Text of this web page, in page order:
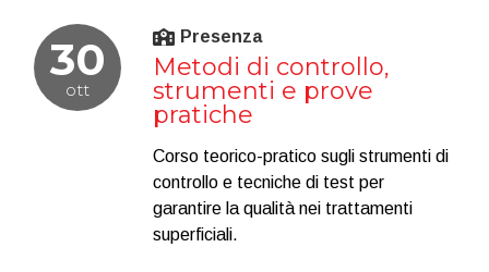
30
ott
Presenza
Metodi di controllo,
strumenti e prove
pratiche
Corso teorico-pratico sugli strumenti di
controllo e tecniche di test per
garantire la qualità nei trattamenti
superficiali.